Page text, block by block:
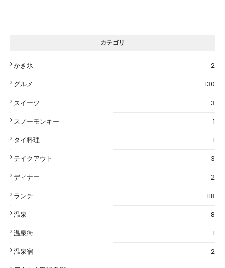
カテゴリ
かき氷
2
グルメ
130
スイーツ
3
スノーモンキー
1
タイ料理
1
テイクアウト
3
ディナー
2
ランチ
118
温泉
8
温泉街
1
温泉宿
2